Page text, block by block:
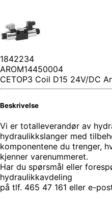
1842234
AROM14450004
CETOP3 Coil D15 24V/DC
Beskrivelse
Vi er totalleverandør av
hydraulikkslanger med
komponentene du trenger,
kjenner varenummeret.
Har du spørsmål eller
hydraulikkavdeling
på tlf. 465 47 161 eller e-